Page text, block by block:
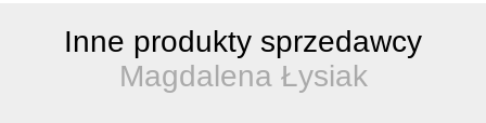
Inne produkty sprzedawcy
Magdalena Łysiak